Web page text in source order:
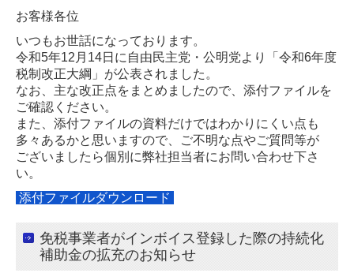
お客様各位
いつもお世話になっております。
令和5年12月14日に自由民主党・公明党より「令和6年度
税制改正大綱」が公表されました。
なお、主な改正点をまとめましたので、添付ファイルを
ご確認ください。
また、添付ファイルの資料だけではわかりにくい点も
多々あるかと思いますので、ご不明な点やご質問等が
ございましたら個別に弊社担当者にお問い合わせ下さ
い。
添付ファイルダウンロード
免税事業者がインボイス登録した際の持続化
補助金の拡充のお知らせ